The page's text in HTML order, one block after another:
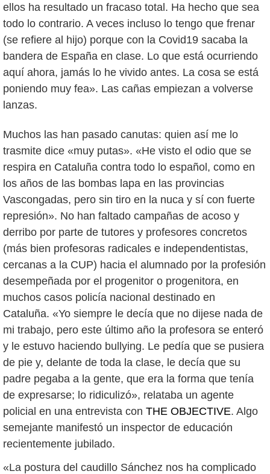
ellos ha resultado un fracaso total. Ha hecho que sea
todo lo contrario. A veces incluso lo tengo que frenar
(se refiere al hijo) porque con la Covid19 sacaba la
bandera de España en clase. Lo que está ocurriendo
aquí ahora, jamás lo he vivido antes. La cosa se está
poniendo muy fea». Las cañas empiezan a volverse
lanzas.
Muchos las han pasado canutas: quien así me lo
trasmite dice «muy putas». «He visto el odio que se
respira en Cataluña contra todo lo español, como en
los años de las bombas lapa en las provincias
Vascongadas, pero sin tiro en la nuca y sí con fuerte
represión». No han faltado campañas de acoso y
derribo por parte de tutores y profesores concretos
(más bien profesoras radicales e independentistas,
cercanas a la CUP) hacia el alumnado por la profesión
desempeñada por el progenitor o progenitora, en
muchos casos policía nacional destinado en
Cataluña. «Yo siempre le decía que no dijese nada de
mi trabajo, pero este último año la profesora se enteró
y le estuvo haciendo bullying. Le pedía que se pusiera
de pie y, delante de toda la clase, le decía que su
padre pegaba a la gente, que era la forma que tenía
de expresarse; lo ridiculizó», relataba un agente
policial en una entrevista con THE OBJECTIVE. Algo
semejante manifestó un inspector de educación
recientemente jubilado.
«La postura del caudillo Sánchez nos ha complicado